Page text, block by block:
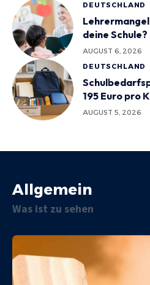
DEUTSCHLAND
deine Schule?
AUGUST 6, 2026
DEUTSCHLAND
195 Euro pro
AUGUST 5, 2026
Allgemein
Was ist zu sehen